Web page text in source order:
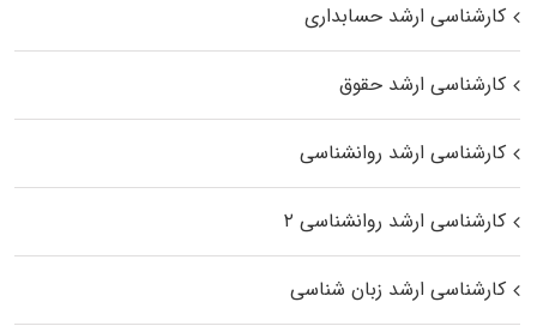
کارشناسی ارشد حسابداری
کارشناسی ارشد حقوق
کارشناسی ارشد روانشناسی
کارشناسی ارشد روانشناسی ۲
کارشناسی ارشد زبان شناسی